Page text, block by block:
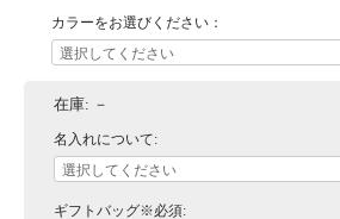
カラーをお選びください：
在庫: －
名入れについて:
ギフトバッグ※必須: